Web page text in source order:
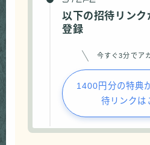
以下の招待リンク
登録
今すぐ3分でア
1400円分の特典
待リンクは